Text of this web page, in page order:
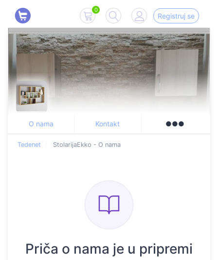
0
Registruj se
O nama Kontakt ●●●
Tedenet StolarijaEkko - O nama
Priča o nama je u pripremi